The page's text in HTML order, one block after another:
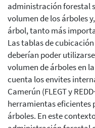
administración forestal
volumen de los árboles
árbol, tanto más
Las tablas de
deberían poder
volumen de árboles en
cuenta los envites
Camerún (FLEGT y
herramientas eficientes
árboles. En este